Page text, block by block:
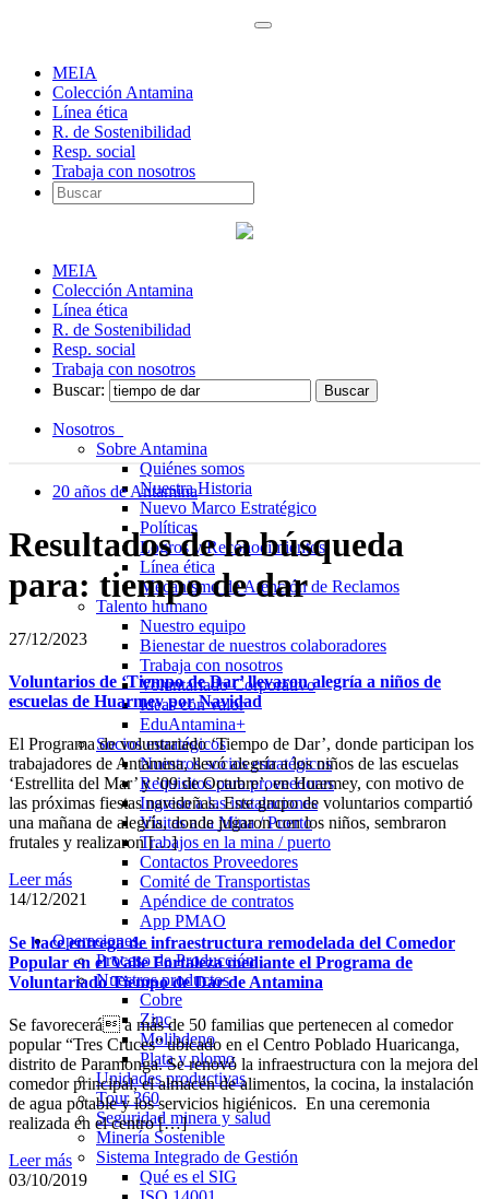
MEIA
Colección Antamina
Línea ética
R. de Sostenibilidad
Resp. social
Trabaja con nosotros
MEIA
Colección Antamina
Línea ética
R. de Sostenibilidad
Resp. social
Trabaja con nosotros
Buscar:
Nosotros
Sobre Antamina
Quiénes somos
Nuestra Historia
Nuevo Marco Estratégico
Políticas
Logros y Reconocimientos
Línea ética
Mecanismo de Atención de Reclamos
Talento humano
Nuestro equipo
Bienestar de nuestros colaboradores
Trabaja con nosotros
Voluntariado Corporativo
Ideas con valor
EduAntamina+
Socios estratégicos
Nuestros socios estratégicos
Requisitos para proveedores
Ingreso a las instalaciones
Visitas a la Mina / Puerto
Trabajos en la mina / puerto
Contactos Proveedores
Comité de Transportistas
Apéndice de contratos
App PMAO
Operaciones
Proceso de Producción
Nuestros productos
Cobre
Zinc
Molibdeno
Plata y plomo
Unidades productivas
Tour 360
Seguridad minera y salud
Minería Sostenible
Sistema Integrado de Gestión
Qué es el SIG
20 años de Antamina
Resultados de la búsqueda
para: tiempo de dar
27/12/2023
Voluntarios de ‘Tiempo de Dar’ llevaron alegría a niños de
escuelas de Huarmey por Navidad
El Programa de voluntariado ‘Tiempo de Dar’, donde participan los
trabajadores de Antamina, llevó alegría a los niños de las escuelas
‘Estrellita del Mar’ y ’09 de Octubre’, en Huarmey, con motivo de
las próximas fiestas navideñas. Este grupo de voluntarios compartió
una mañana de alegría, donde jugaron con los niños, sembraron
frutales y realizaron […]
Leer más
14/12/2021
Se hace entrega de infraestructura remodelada del Comedor
Popular en el Valle Fortaleza mediante el Programa de
Voluntariado Tiempo de Dar de Antamina
Se favorecerá a más de 50 familias que pertenecen al comedor
popular “Tres Cruces” ubicado en el Centro Poblado Huaricanga,
distrito de Paramonga. Se renovó la infraestructura con la mejora del
comedor principal, el almacén de alimentos, la cocina, la instalación
de agua potable y los servicios higiénicos. En una ceremonia
realizada en el centro […]
Leer más
03/10/2019